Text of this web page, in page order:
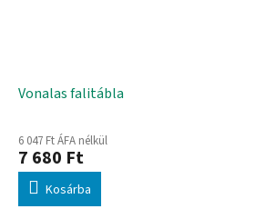
Vonalas falitábla
6 047 Ft ÁFA nélkül
7 680 Ft
Kosárba